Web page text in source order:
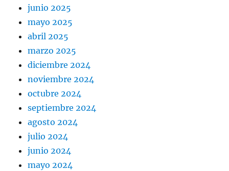
junio 2025
mayo 2025
abril 2025
marzo 2025
diciembre 2024
noviembre 2024
octubre 2024
septiembre 2024
agosto 2024
julio 2024
junio 2024
mayo 2024